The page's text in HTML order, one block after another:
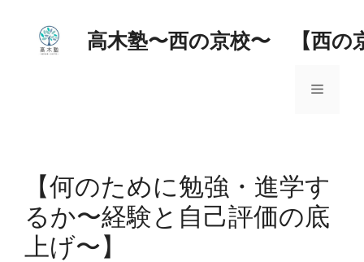
高木塾〜西の京校〜 【西の
メ
ュ
【何のために勉強・進学す
るか〜経験と自己評価の底
上げ〜】